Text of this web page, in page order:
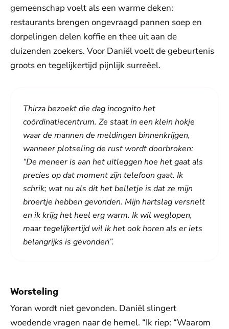
gemeenschap voelt als een warme deken:
restaurants brengen ongevraagd pannen soep en
dorpelingen delen koffie en thee uit aan de
duizenden zoekers. Voor Daniël voelt de gebeurtenis
groots en tegelijkertijd pijnlijk surreëel.
Thirza bezoekt die dag incognito het
coördinatiecentrum. Ze staat in een klein hokje
waar de mannen de meldingen binnenkrijgen,
wanneer plotseling de rust wordt doorbroken:
“De meneer is aan het uitleggen hoe het gaat als
precies op dat moment zijn telefoon gaat. Ik
schrik; wat nu als dit het belletje is dat ze mijn
broertje hebben gevonden. Mijn hartslag versnelt
en ik krijg het heel erg warm. Ik wil weglopen,
maar tegelijkertijd wil ik het ook horen als er iets
belangrijks is gevonden”.
Worsteling
Yoran wordt niet gevonden. Daniël slingert
woedende vragen naar de hemel. “Ik riep: “Waarom